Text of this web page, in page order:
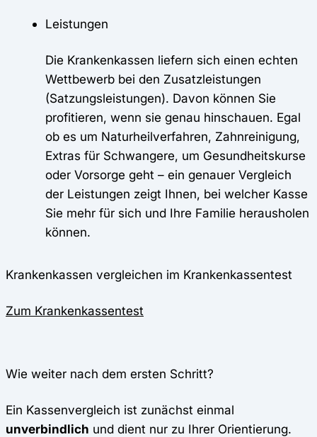
Leistungen
Die Krankenkassen liefern sich einen echten
Wettbewerb bei den Zusatzleistungen
(Satzungsleistungen). Davon können Sie
profitieren, wenn sie genau hinschauen. Egal
ob es um Naturheilverfahren, Zahnreinigung,
Extras für Schwangere, um Gesundheitskurse
oder Vorsorge geht – ein genauer Vergleich
der Leistungen zeigt Ihnen, bei welcher Kasse
Sie mehr für sich und Ihre Familie herausholen
können.
Krankenkassen vergleichen im Krankenkassentest
Zum Krankenkassentest
Wie weiter nach dem ersten Schritt?
Ein Kassenvergleich ist zunächst einmal
unverbindlich und dient nur zu Ihrer Orientierung.